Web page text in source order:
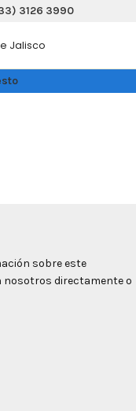
3126 3990
Jalisco
sobre este
nosotros directamente o